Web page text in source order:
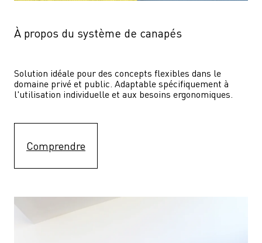
À propos du système de canapés
Solution idéale pour des concepts flexibles dans le
domaine privé et public. Adaptable spécifiquement à
l'utilisation individuelle et aux besoins ergonomiques.
Comprendre